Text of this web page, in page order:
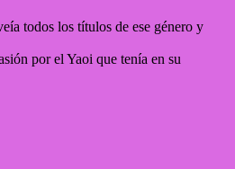
todos los títulos de ese género y
por el Yaoi que tenía en su